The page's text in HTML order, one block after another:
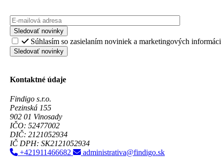
Sledovať novinky
Súhlasím so zasielaním noviniek a marketingových
Sledovať novinky
Kontaktné údaje
Findigo s.r.o.
Pezinská 155
902 01 Vinosady
IČO: 52477002
DIČ: 2121052934
IČ DPH: SK2121052934
+421911466682
administrativa@findigo.sk